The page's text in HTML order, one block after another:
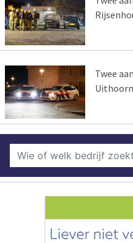
Twee